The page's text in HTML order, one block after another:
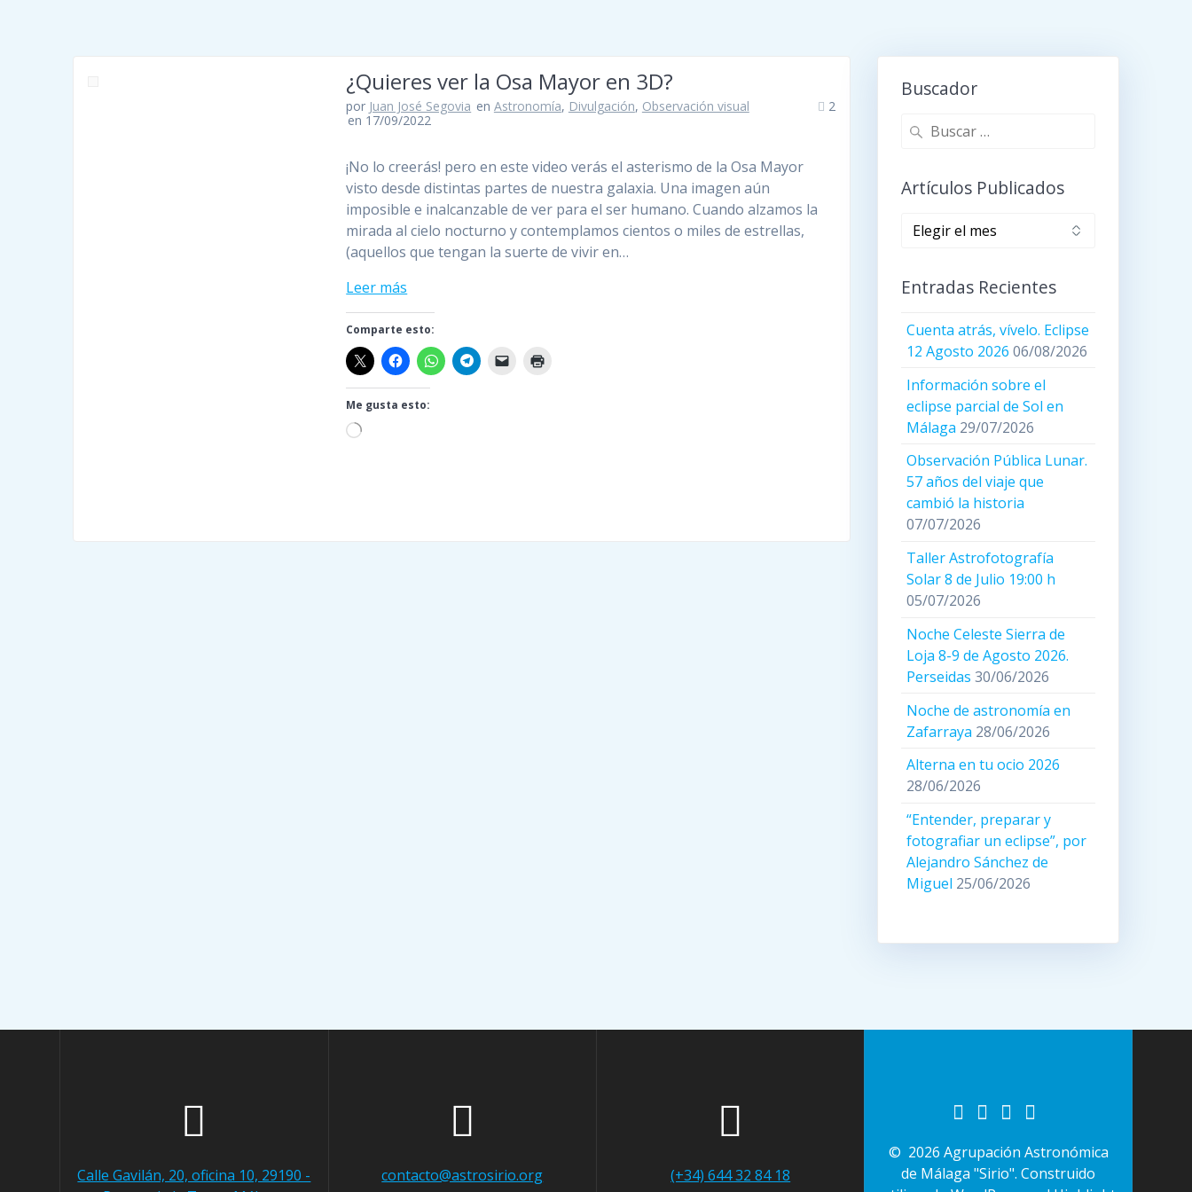
¿Quieres ver la Osa Mayor en 3D?
por Juan José Segovia en Astronomía, Divulgación, Observación visual
en 17/09/2022
2
¡No lo creerás! pero en este video verás el asterismo de la Osa Mayor
visto desde distintas partes de nuestra galaxia. Una imagen aún
imposible e inalcanzable de ver para el ser humano. Cuando alzamos la
mirada al cielo nocturno y contemplamos cientos o miles de estrellas,
(aquellos que tengan la suerte de vivir en…
Leer más
Comparte esto:
Me gusta esto:
Cargando...
Buscador
Buscar:
Artículos Publicados
Artículos
publicados
Entradas Recientes
Cuenta atrás, vívelo. Eclipse
12 Agosto 2026 06/08/2026
Información sobre el
eclipse parcial de Sol en
Málaga 29/07/2026
Observación Pública Lunar.
57 años del viaje que
cambió la historia
07/07/2026
Taller Astrofotografía
Solar 8 de Julio 19:00 h
05/07/2026
Noche Celeste Sierra de
Loja 8-9 de Agosto 2026.
Perseidas 30/06/2026
Noche de astronomía en
Zafarraya 28/06/2026
Alterna en tu ocio 2026
28/06/2026
“Entender, preparar y
fotografiar un eclipse”, por
Alejandro Sánchez de
Miguel 25/06/2026
Calle Gavilán, 20, oficina 10, 29190 -
contacto@astrosirio.org (+34) 644 32 84 18
© 2026 Agrupación Astronómica
de Málaga "Sirio". Construido